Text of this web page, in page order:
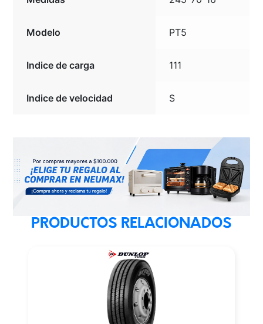
Modelo PT5
Indice de carga 111
Indice de velocidad S
PRODUCTOS RELACIONADOS